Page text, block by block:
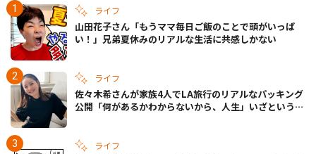
ライフ
山田花子さん「もうママ毎日ご飯のことで頭がいっぱ
い！」兄弟夏休みのリアルな生活に共感しかない
ライフ
佐々木希さんが家族4人でLA旅行のリアルなパッキング
公開「何があるかわからないから、人生」いざというと
ライフ